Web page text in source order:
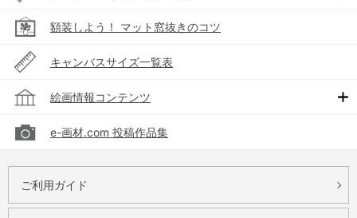
額装しよう！ マット窓抜きのコツ
キャンバスサイズ一覧表
絵画情報コンテンツ
e-画材.com 投稿作品集
ご利用ガイド